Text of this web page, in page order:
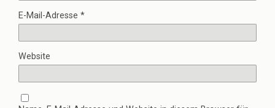
E-Mail-Adresse *
Website